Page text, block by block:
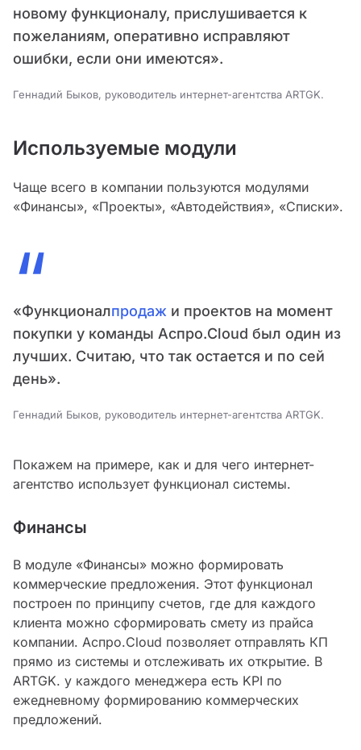
новому функционалу, прислушивается к
пожеланиям, оперативно исправляют
ошибки, если они имеются».
Геннадий Быков, руководитель интернет-агентства ARTGK.
Используемые модули
Чаще всего в компании пользуются модулями
«Финансы», «Проекты», «Автодействия», «Списки».
“
«Функционалпродаж и проектов на момент
покупки у команды Аспро.Cloud был один из
лучших. Считаю, что так остается и по сей
день».
Геннадий Быков, руководитель интернет-агентства ARTGK.
Покажем на примере, как и для чего интернет-
агентство использует функционал системы.
Финансы
В модуле «Финансы» можно формировать
коммерческие предложения. Этот функционал
построен по принципу счетов, где для каждого
клиента можно сформировать смету из прайса
компании. Аспро.Cloud позволяет отправлять КП
прямо из системы и отслеживать их открытие. В
ARTGK. у каждого менеджера есть KPI по
ежедневному формированию коммерческих
предложений.